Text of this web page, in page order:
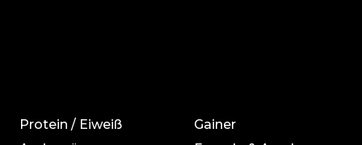
Protein / Eiweiß
Gainer